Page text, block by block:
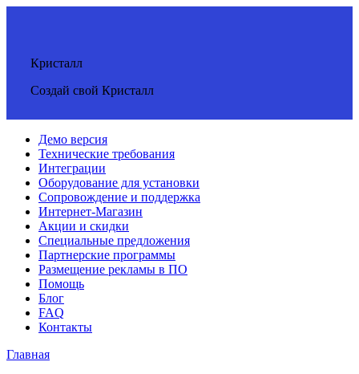
Кристалл
Создай свой Кристалл
Демо версия
Технические требования
Интеграции
Оборудование для установки
Сопровождение и поддержка
Интернет-Магазин
Акции и скидки
Специальные предложения
Партнерские программы
Размещение рекламы в ПО
Помощь
Блог
FAQ
Контакты
Главная